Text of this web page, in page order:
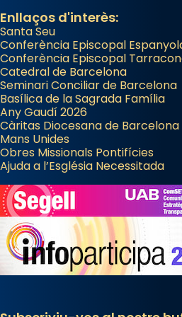
a la “Missa de les Santes”
Glòria”) fou composta el
Manuel Blanch, amb aire
italianitzant; s’interpreta
pontifici, amb orquestra i
duració aproximada de
processó (recuperada el
del temple amb les
Des de 1985 hi participa
diablesses amb música i
gran a Mataró.
«Si vols saber què és
Santes a Mataró»🥵.
Photo
View on Facebook · Share
Enllaços d'interès:
Santa Seu
Conferència Episcopal
Conferència Episcopal
Catedral de Barcelona
Seminari Conciliar de Barcelona
Basílica de la Sagrada Família
Any Gaudí 2026
Càritas Diocesana de Barcelona
Mans Unides
Obres Missionals Pontifícies
Ajuda a l’Església Necessitada